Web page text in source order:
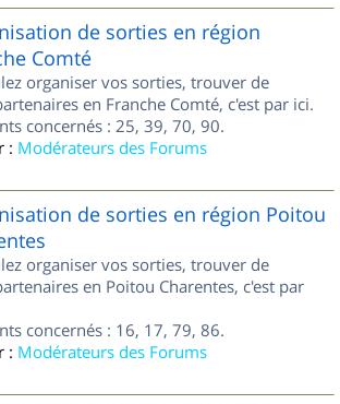
de sorties en région
Comté
organiser vos sorties, trouver de
en Franche Comté, c'est par ici.
concernés : 25, 39, 70, 90.
: Modérateurs des Forums
de sorties en région Poitou
organiser vos sorties, trouver de
en Poitou Charentes, c'est par
concernés : 16, 17, 79, 86.
: Modérateurs des Forums